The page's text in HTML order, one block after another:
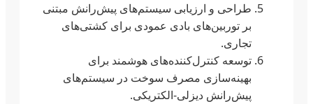
طراحی و ارزیابی سیستم‌های پیش‌رانش مبتنی
بر توربین‌های بادی عمودی برای کشتی‌های
تجاری.
توسعه کنترل‌کننده‌های هوشمند برای
بهینه‌سازی مصرف سوخت در سیستم‌های
پیش‌رانش دیزلی-الکتریکی.